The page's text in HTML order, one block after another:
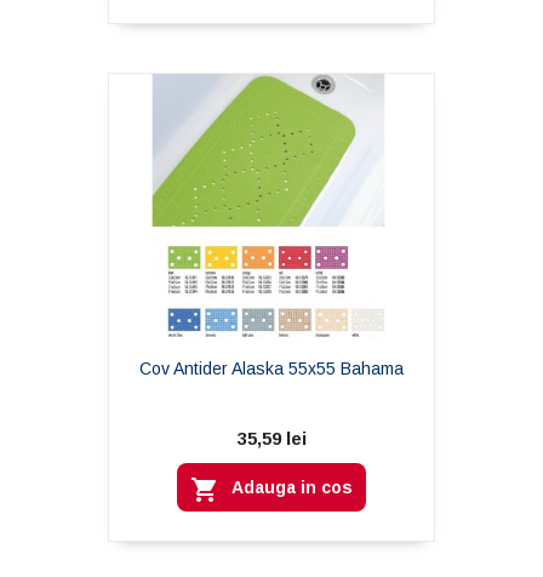
Cov Antider Alaska 55x55 Bahama
35,59 lei
 Adauga in cos